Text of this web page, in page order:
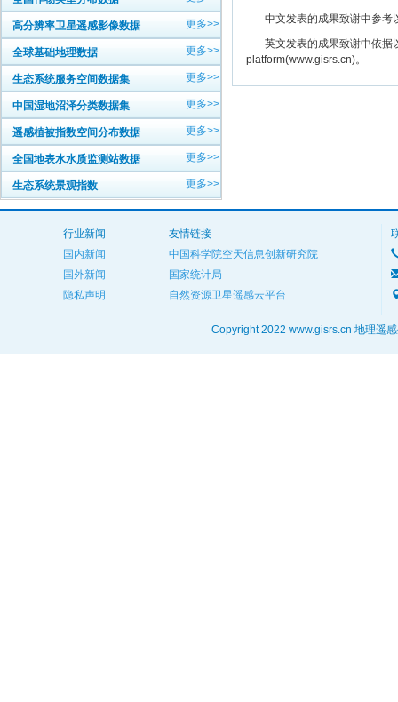
高分辨率卫星遥感影像数据 更多>>
全球基础地理数据 更多>>
生态系统服务空间数据集 更多>>
中国湿地沼泽分类数据集 更多>>
遥感植被指数空间分布数据 更多>>
全国地表水水质监测站数据 更多>>
生态系统景观指数 更多>>
中文发表的成果致谢中参考
英文发表的成果致谢中依据
platform(www.gisrs.cn)。
行业新闻
国内新闻
国外新闻
隐私声明
友情链接
中国科学院空天信息创新研究院
国家统计局
自然资源卫星遥感云平台
Copyright 2022 www.gisrs.cn 地理遥